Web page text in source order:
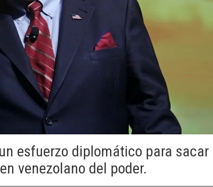
esfuerzo diplomático para sacar
venezolano del poder.